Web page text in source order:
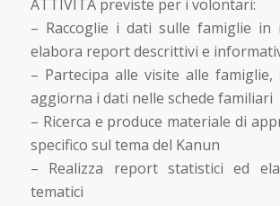
ATTIVITÀ previste per i volontari:
– Raccoglie i dati sulle famiglie in
elabora report descrittivi e
– Partecipa alle visite alle
aggiorna i dati nelle schede familiari
– Ricerca e produce materiale di
specifico sul tema del Kanun
– Realizza report statistici ed
tematici